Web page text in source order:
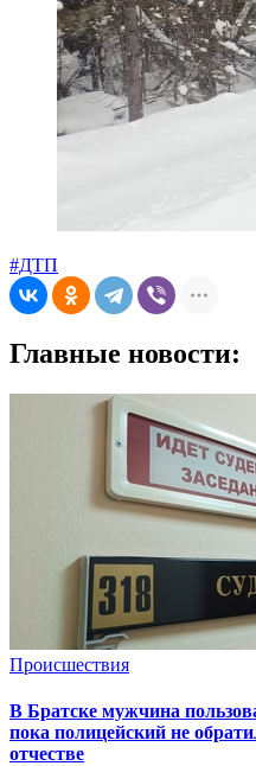
#ДТП
Главные новости:
Происшествия
В Братске мужчина
пока полицейский не
отчестве